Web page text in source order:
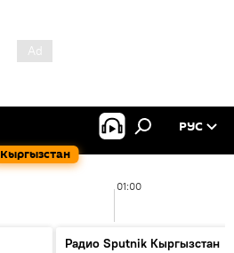
Кыргызстан
РУС
01:00
Радио Sputnik Кыргызстан